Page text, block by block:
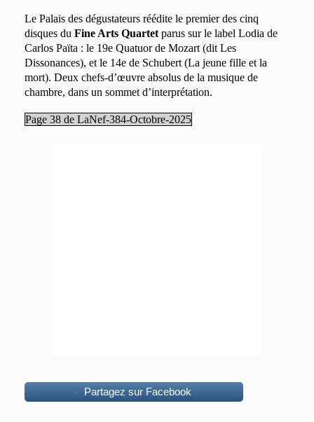
Le Palais des dégustateurs réédite le premier des cinq
disques du Fine Arts Quartetparus sur le label Lodia de
Carlos Païta : le 19e Quatuor de Mozart (ditLes
Dissonances), et le 14e de Schubert (La jeune fille et la
mort). Deux chefs-d’œuvre absolus de la musique de
chambre, dans un sommet d’interprétation.
Page 38 de LaNef-384-Octobre-2025
Partagez sur Facebook